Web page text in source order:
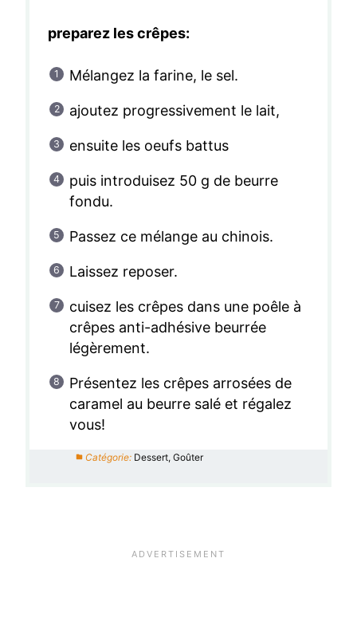
preparez les crêpes:
Mélangez la farine, le sel.
ajoutez progressivement le lait,
ensuite les oeufs battus
puis introduisez 50 g de beurre
fondu.
Passez ce mélange au chinois.
Laissez reposer.
cuisez les crêpes dans une poêle à
crêpes anti-adhésive beurrée
légèrement.
Présentez les crêpes arrosées de
caramel au beurre salé et régalez
vous!
Catégorie: Dessert, Goûter